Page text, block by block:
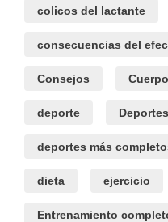
colicos del lactante
consecuencias del
Consejos Cuerpo
deporte
deportes más
dieta ejercicio
Entrenamiento